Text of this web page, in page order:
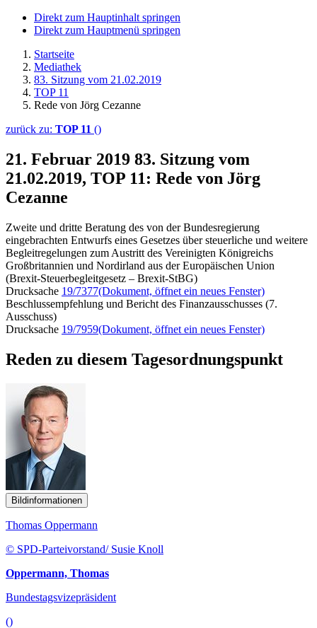
Direkt zum Hauptinhalt springen
Direkt zum Hauptmenü springen
Startseite
Mediathek
83. Sitzung vom 21.02.2019
TOP 11
Rede von Jörg Cezanne
zurück zu: TOP 11 ()
21. Februar 2019 83. Sitzung vom
21.02.2019, TOP 11: Rede von Jörg
Cezanne
Zweite und dritte Beratung des von der Bundesregierung
eingebrachten Entwurfs eines Gesetzes über steuerliche und weitere
Begleitregelungen zum Austritt des Vereinigten Königreichs
Großbritannien und Nordirland aus der Europäischen Union
(Brexit-Steuerbegleitgesetz – Brexit-StBG)
Drucksache 19/7377(Dokument, öffnet ein neues Fenster)
Beschlussempfehlung und Bericht des Finanzausschusses (7.
Ausschuss)
Drucksache 19/7959(Dokument, öffnet ein neues Fenster)
Reden zu diesem Tagesordnungspunkt
Bildinformationen
Thomas Oppermann
© SPD-Parteivorstand/ Susie Knoll
Oppermann, Thomas
Bundestagsvizepräsident
()